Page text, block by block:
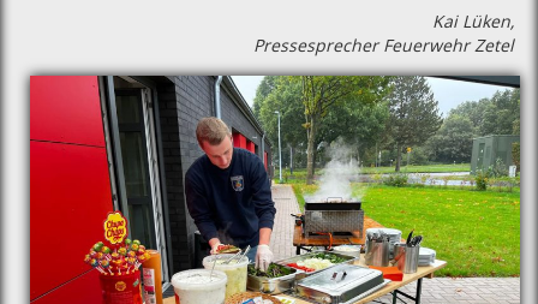
Kai Lüken,
Pressesprecher Feuerwehr Zetel